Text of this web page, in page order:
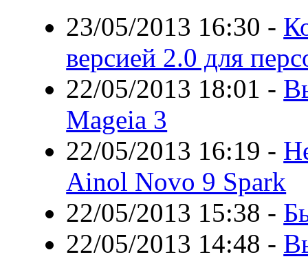
23/05/2013 16:30 -
версией 2.0 для
22/05/2013 18:01 -
Mageia 3
22/05/2013 16:19 -
Ainol Novo 9 Spark
22/05/2013 15:38 -
22/05/2013 14:48 -